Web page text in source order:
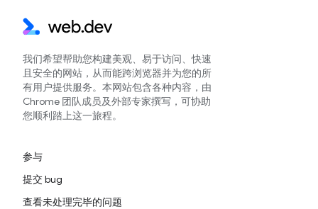
我们希望帮助您构建美观、易于访问、快速
且安全的网站，从而能跨浏览器并为您的所
有用户提供服务。本网站包含各种内容，由
Chrome 团队成员及外部专家撰写，可协助
您顺利踏上这一旅程。
参与
提交 bug
查看未处理完毕的问题